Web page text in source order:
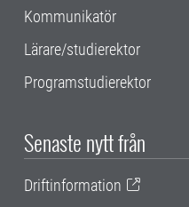
Kommunikatör
Lärare/studierektor
Programstudierektor
Senaste nytt från
Driftinformation